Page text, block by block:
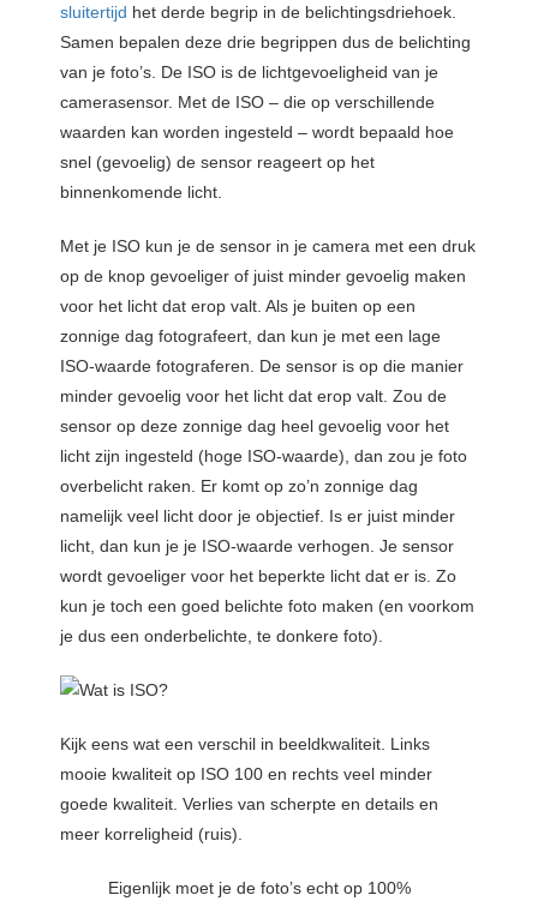
sluitertijd het derde begrip in de belichtingsdriehoek.
Samen bepalen deze drie begrippen dus de belichting
van je foto’s. De ISO is de lichtgevoeligheid van je
camerasensor. Met de ISO – die op verschillende
waarden kan worden ingesteld – wordt bepaald hoe
snel (gevoelig) de sensor reageert op het
binnenkomende licht.
Met je ISO kun je de sensor in je camera met een druk
op de knop gevoeliger of juist minder gevoelig maken
voor het licht dat erop valt. Als je buiten op een
zonnige dag fotografeert, dan kun je met een lage
ISO-waarde fotograferen. De sensor is op die manier
minder gevoelig voor het licht dat erop valt. Zou de
sensor op deze zonnige dag heel gevoelig voor het
licht zijn ingesteld (hoge ISO-waarde), dan zou je foto
overbelicht raken. Er komt op zo’n zonnige dag
namelijk veel licht door je objectief. Is er juist minder
licht, dan kun je je ISO-waarde verhogen. Je sensor
wordt gevoeliger voor het beperkte licht dat er is. Zo
kun je toch een goed belichte foto maken (en voorkom
je dus een onderbelichte, te donkere foto).
Kijk eens wat een verschil in beeldkwaliteit. Links
mooie kwaliteit op ISO 100 en rechts veel minder
goede kwaliteit. Verlies van scherpte en details en
meer korreligheid (ruis).
Eigenlijk moet je de foto’s echt op 100%